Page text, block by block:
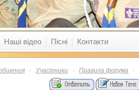
Наші відео Пісні Контакти
· Участники · Правила форума ·